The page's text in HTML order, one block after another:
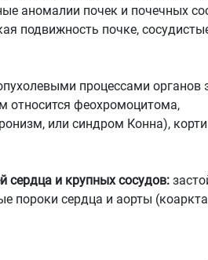
аномалии почек и почечных
подвижность почке,
процессами органов
относится феохромоцитома,
или синдром Конна),
сердца и крупных сосудов:
пороки сердца и аорты